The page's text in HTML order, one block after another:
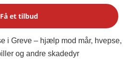
Få et tilbud